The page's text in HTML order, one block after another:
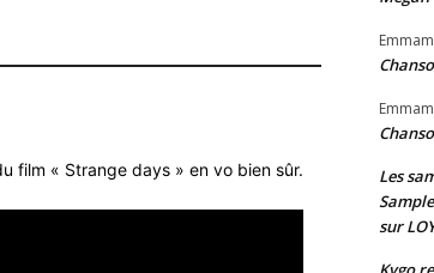
o
.
film « Strange days » en vo bien sûr.
Les
sur